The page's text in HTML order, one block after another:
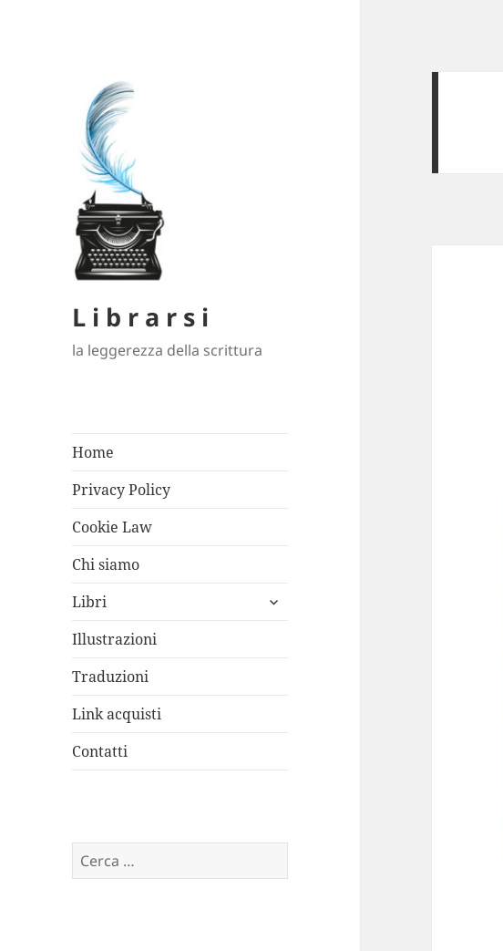
L i b r a r s i
la leggerezza della scrittura
Home
Privacy Policy
Cookie Law
Chi siamo
Libri
apri
Illustrazioni
Traduzioni
Link acquisti
Contatti
Ricerca
per: